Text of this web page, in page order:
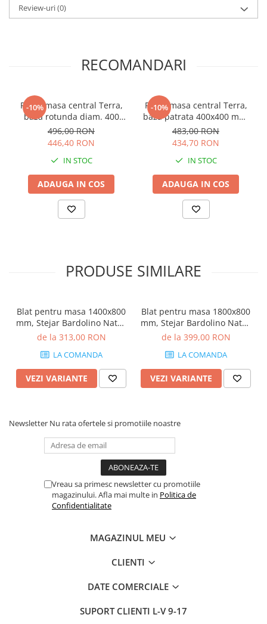
Review-uri(0)
RECOMANDARI
-10%
Picior masa central Terra,
baza rotunda diam. 400
mm, finisaj negru
496,00 RON
446,40 RON
IN STOC
ADAUGA IN COS
-10%
Picior masa central Terra,
baza patrata 400x400 mm,
finisaj negru
483,00 RON
434,70 RON
IN STOC
ADAUGA IN COS
PRODUSE SIMILARE
Blat pentru masa 1400x800
mm, Stejar Bardolino Natur
H1145 ST10
de la 313,00 RON
LA COMANDA
VEZI VARIANTE
Blat pentru masa 1800x800
mm, Stejar Bardolino Natur
H1145 ST10
de la 399,00 RON
LA COMANDA
VEZI VARIANTE
Newsletter Nu rata ofertele si promotiile noastre
Vreau sa primesc newsletter cu promotiile
magazinului. Afla mai multe in Politica de
Confidentialitate
MAGAZINUL MEU
CLIENTI
DATE COMERCIALE
SUPORT CLIENTI L-V 9-17